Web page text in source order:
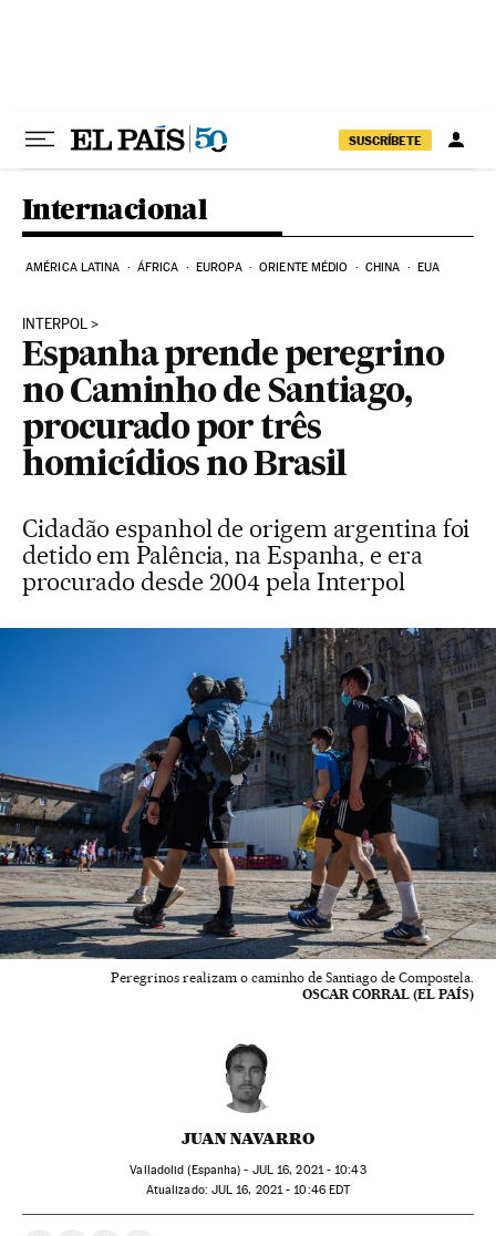
SUSCRÍBETE
Internacional
AMÉRICA LATINA ÁFRICA EUROPA ORIENTE MÉDIO CHINA EUA
INTERPOL
Espanha prende peregrino
no Caminho de Santiago,
procurado por três
homicídios no Brasil
Cidadão espanhol de origem argentina foi
detido em Palência, na Espanha, e era
procurado desde 2004 pela Interpol
Peregrinos realizam o caminho de Santiago de Compostela.
OSCAR CORRAL (EL PAÍS)
JUAN NAVARRO
Valladolid (Espanha) - JUL16, 2021 - 10:43
atualizado: JUL 16, 2021 - 10:46EDT